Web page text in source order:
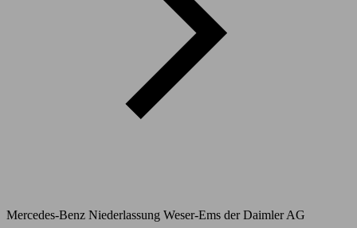
Mercedes-Benz Niederlassung Weser-Ems der Daimler AG